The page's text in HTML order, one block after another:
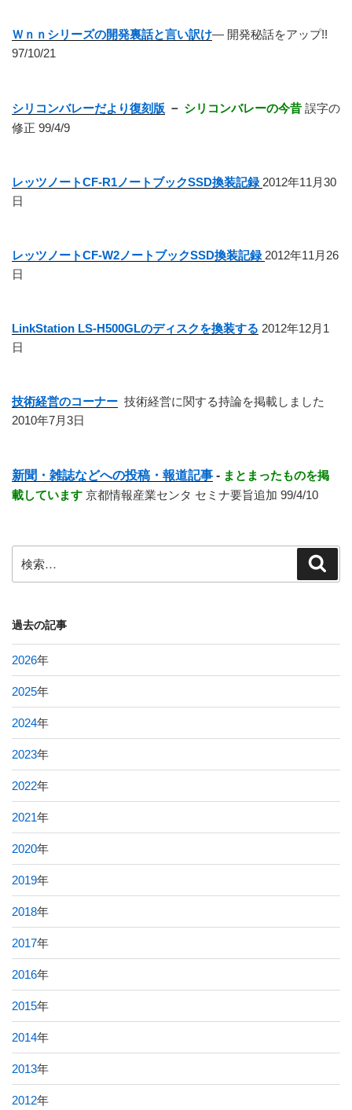
Ｗｎｎシリーズの開発裏話と言い訳け― 開発秘話をアップ!!
97/10/21
シリコンバレーだより復刻版 － シリコンバレーの今昔 誤字の
修正 99/4/9
レッツノートCF-R1ノートブックSSD換装記録 2012年11月30
日
レッツノートCF-W2ノートブックSSD換装記録 2012年11月26
日
LinkStation LS-H500GLのディスクを換装する 2012年12月1
日
技術経営のコーナー 技術経営に関する持論を掲載しました
2010年7月3日
新聞・雑誌などへの投稿・報道記事 - まとまったものを掲
載しています 京都情報産業センタ セミナ要旨追加 99/4/10
索:
過去の記事
2026年
2025年
2024年
2023年
2022年
2021年
2020年
2019年
2018年
2017年
2016年
2015年
2014年
2013年
2012年